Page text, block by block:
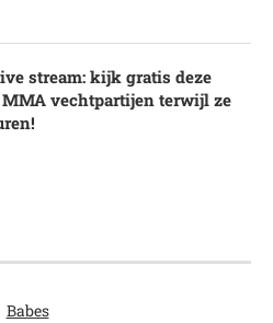
stream: kijk gratis deze
vechtpartijen terwijl ze
Babes